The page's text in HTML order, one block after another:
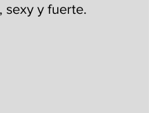
sexy y fuerte.